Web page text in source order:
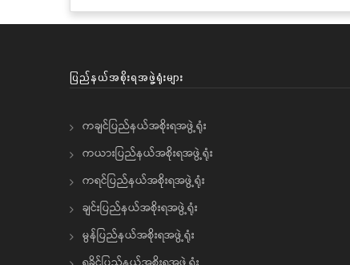
ပြည်နယ်အစိုးရအဖွဲ့ရုံးများ
ကချင်ပြည်နယ်အစိုးရအဖွဲ့ရုံး
ကယားပြည်နယ်အစိုးရအဖွဲ့ရုံး
ကရင်ပြည်နယ်အစိုးရအဖွဲ့ရုံး
ချင်းပြည်နယ်အစိုးရအဖွဲ့ရုံး
မွန်ပြည်နယ်အစိုးရအဖွဲ့ရုံး